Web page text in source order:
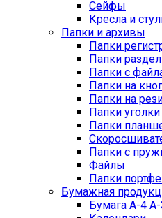
Сейфы
Кресла и
Папки и архивы
Папки
Папки
Папки с
Папки на
Папки на
Папки уголки
Папки
Папки с
Файлы
Папки
Бумажная
Бумага А-4 А-